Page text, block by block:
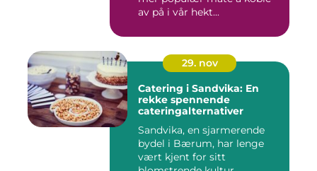
av på i vår hekt...
29. nov
Catering i Sandvika: En
rekke spennende
cateringalternativer
Sandvika, en sjarmerende
bydel i Bærum, har lenge
vært kjent for sitt